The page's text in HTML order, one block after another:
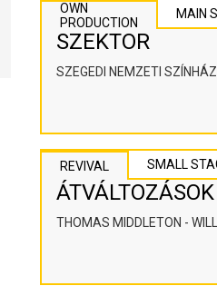
OWN
PRODUCTION
MAIN
SZEKTOR
SZEGEDI NEMZETI
REVIVAL SMALL
ÁTVÁLTOZÁSOK
THOMAS MIDDLETON -